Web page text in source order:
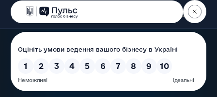
Пошук